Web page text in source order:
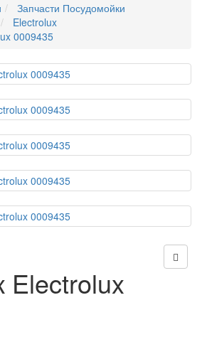
Запчасти Посудомойки
Electrolux
0009435
Electrolux